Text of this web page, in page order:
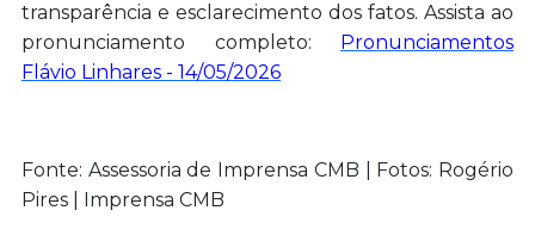
transparência e esclarecimento dos fatos. Assista ao
pronunciamento completo:
Pronunciamentos
Flávio Linhares - 14/05/2026
Fonte: Assessoria de Imprensa CMB | Fotos: Rogério
Pires | Imprensa CMB